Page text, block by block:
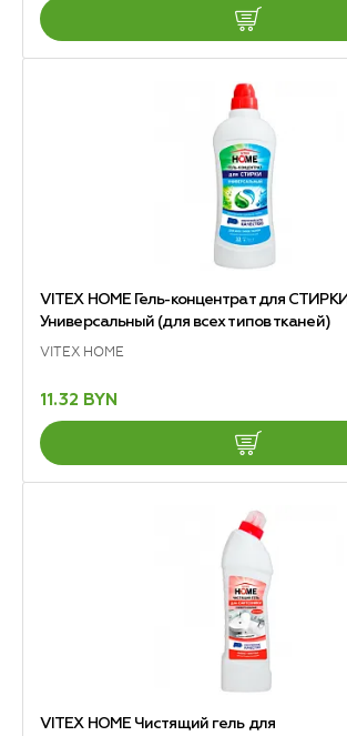
VITEX HOME Гель-концентрат для СТИРКИ
Универсальный (для всех типов тканей)
VITEX HOME
11.32 BYN
VITEX HOME Чистящий гель для